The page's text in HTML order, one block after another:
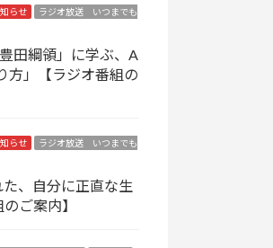
らせ
ラジオ放送 いつまでも
田綱領」に学ぶ、A
方」【ラジオ番組の
らせ
ラジオ放送 いつまでも
、自分に正直な生
ご案内】